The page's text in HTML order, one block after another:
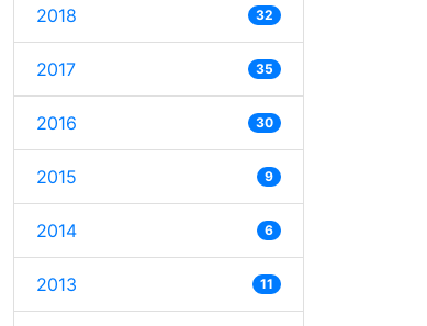
2018 32
2017 35
2016 30
2015 9
2014 6
2013 11